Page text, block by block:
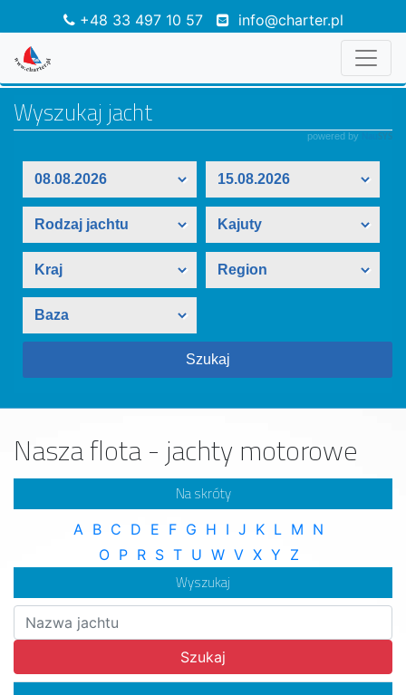
+48 33 497 10 57 info@charter.pl
Nasza flota - jachty motorowe
Na skróty
A B C D E F G H I J K L M N
O P R S T U W V X Y Z
Wyszukaj
Szukaj